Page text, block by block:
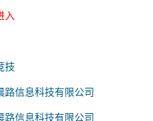
入
技
信息科技有限公司
信息科技有限公司